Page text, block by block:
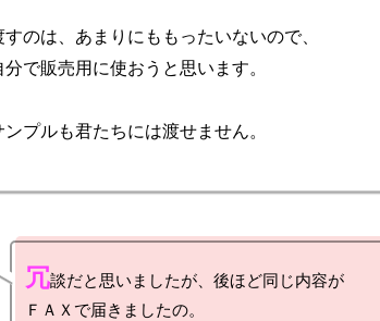
のは、あまりにももったいないので、
で販売用に使おうと思います。
冗談だと思いましたが、後ほど同じ内容が
ＦＡＸで届きましたの。